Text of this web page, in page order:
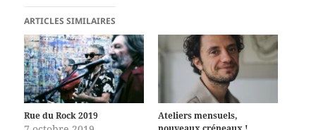
ARTICLES SIMILAIRES
Rue du Rock 2019
Ateliers mensuels,